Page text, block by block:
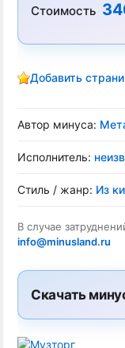
Стоимость
Добавить
Автор минуса:
Исполнитель:
Стиль / жанр: Из
В случае
info@minusland.ru
Скачать